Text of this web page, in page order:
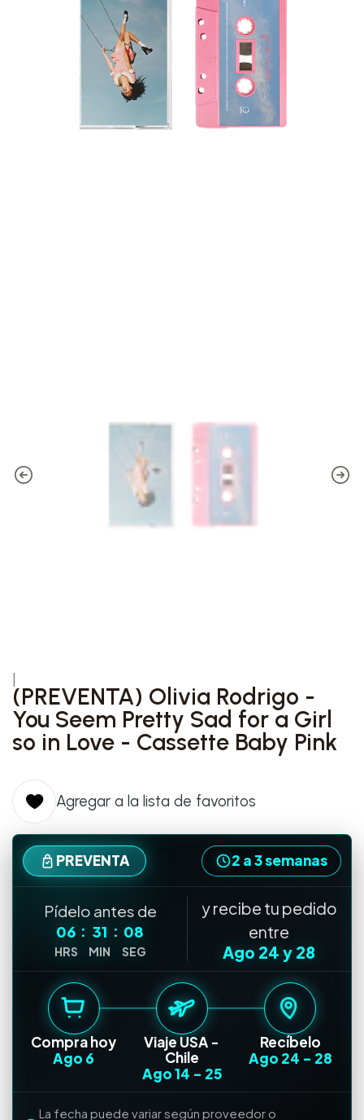
(PREVENTA) Olivia Rodrigo -
You Seem Pretty Sad for a Girl
so in Love - Cassette Baby Pink
Agregar a la lista de favoritos
PREVENTA 2 a 3 semanas
Pídelo antes de
06
HRS
: 31
MIN
: 07
SEG
y recibe tu pedido
entre
Ago 24 y 28
Compra hoy
Ago 6
Viaje USA -
Chile
Ago 14 - 25
Recíbelo
Ago 24 - 28
La fecha puede variar según proveedor o